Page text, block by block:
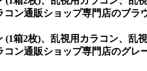
ン通販ショップ専門店のブラ
(1箱2枚)、乱視用カラコン、乱
ン通販ショップ専門店のグレ